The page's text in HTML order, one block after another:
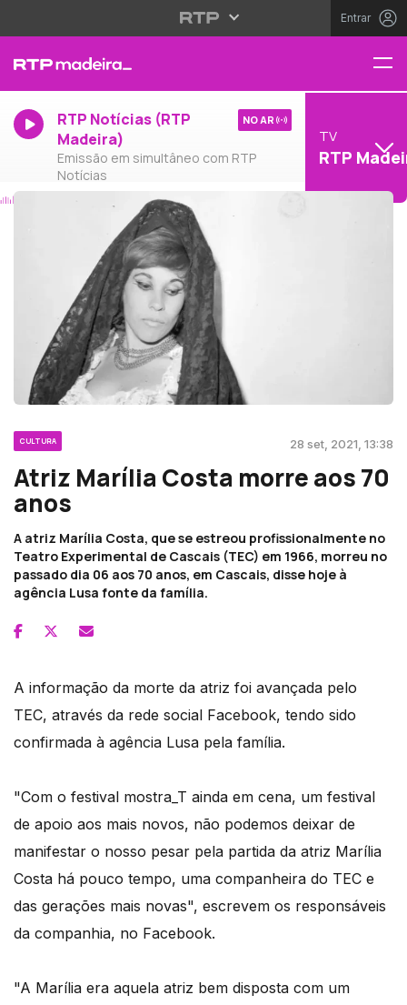
Entrar
RTP Notícias (RTP
Madeira)
Emissão em simultâneo com RTP
Notícias
NO AR
TV
RTP
CULTURA 28 set, 2021, 13:38
Atriz Marília Costa morre aos 70
anos
A atriz Marília Costa, que se estreou profissionalmente no
Teatro Experimental de Cascais (TEC) em 1966, morreu no
passado dia 06 aos 70 anos, em Cascais, disse hoje à
agência Lusa fonte da família.
A informação da morte da atriz foi avançada pelo
TEC, através da rede social Facebook, tendo sido
confirmada à agência Lusa pela família.
"Com o festival mostra_T ainda em cena, um festival
de apoio aos mais novos, não podemos deixar de
manifestar o nosso pesar pela partida da atriz Marília
Costa há pouco tempo, uma companheira do TEC e
das gerações mais novas", escrevem os responsáveis
da companhia, no Facebook.
"A Marília era aquela atriz bem disposta com um